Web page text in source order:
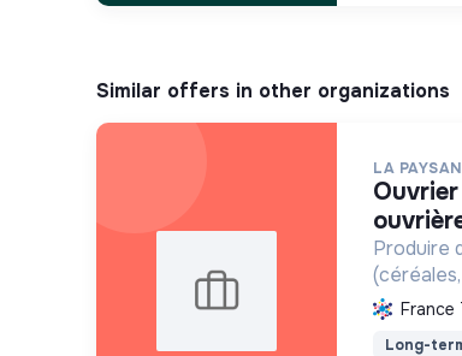
Similar offers in other organizations
LA
ouvrier agricole polyvalent /
Produire
vendre,
fertilité
France
Long-